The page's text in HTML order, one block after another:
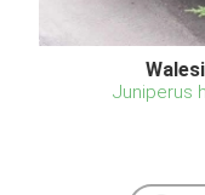
Juniperus